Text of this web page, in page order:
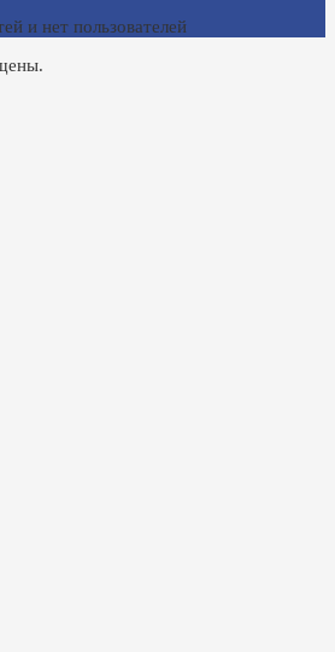
и нет пользователей